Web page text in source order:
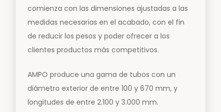
comienza con las dimensiones ajustadas a las
medidas necesarias en el acabado, con el fin
de reducir los pesos y poder ofrecer a los
clientes productos más competitivos.
AMPO produce una gama de tubos con un
diámetro exterior de entre 100 y 670 mm, y
longitudes de entre 2.100 y 3.000 mm.